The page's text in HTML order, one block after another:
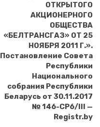
ОТКРЫТОГО
АКЦИОНЕРНОГО
ОБЩЕСТВА
«БЕЛТРАНСГАЗ» ОТ 25
НОЯБРЯ 2011 Г.».
Постановление Совета
Республики
Национального
собрания Республики
Беларусь от 30.11.2017
№ 146-СР6/III —
Registr.by